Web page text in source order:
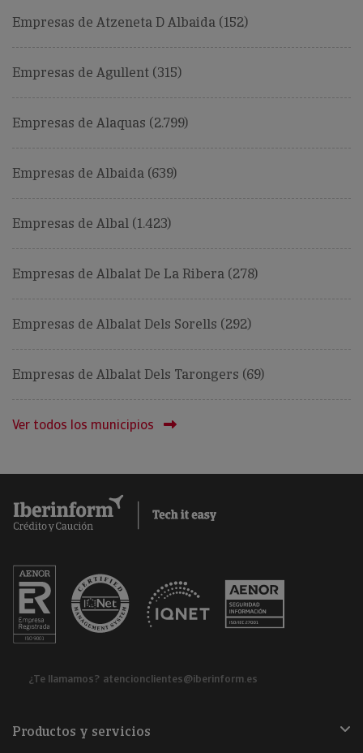
Empresas de Atzeneta D Albaida (152)
Empresas de Agullent (315)
Empresas de Alaquas (2.799)
Empresas de Albaida (639)
Empresas de Albal (1.423)
Empresas de Albalat De La Ribera (278)
Empresas de Albalat Dels Sorells (292)
Empresas de Albalat Dels Tarongers (69)
Ver todos los municipios
¿Te llamamos? atencionclientes@iberinform.es
Productos y servicios